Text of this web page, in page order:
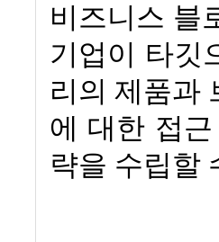
비즈니스 블
기업이 타깃
리의 제품과
에 대한 접
략을 수립할